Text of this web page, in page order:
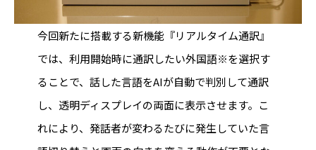
今回新たに搭載する新機能『リアルタイム通訳』
では、利用開始時に通訳したい外国語※を選択す
ることで、話した言語をAIが自動で判別して通訳
し、透明ディスプレイの両面に表示させます。こ
れにより、発話者が変わるたびに発生していた言